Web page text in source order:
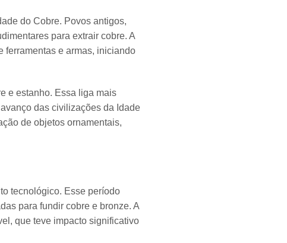
do Cobre. Povos antigos,
para extrair cobre. A
ferramentas e armas, iniciando
e estanho. Essa liga mais
das civilizações da Idade
de objetos ornamentais,
tecnológico. Esse período
para fundir cobre e bronze. A
que teve impacto significativo